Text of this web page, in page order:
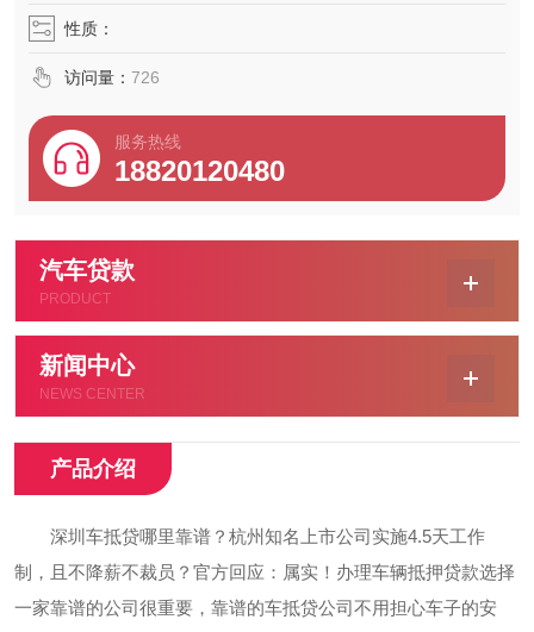
款，那个车子是法人名下的车雅阁，全款车做了押证的，
当时做
性质：
访问量： 726
服务热线
18820120480
汽车贷款
PRODUCT
新闻中心
NEWS CENTER
产品介绍
深圳车抵贷哪里靠谱？杭州知名上市公司实施4.5天工作
制，且不降薪不裁员？官方回应：属实！办理车辆抵押贷款选择
一家靠谱的公司很重要，靠谱的车抵贷公司不用担心车子的安